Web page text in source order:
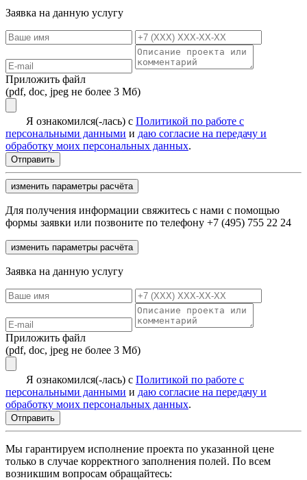
Заявка на данную услугу
Приложить файл
(pdf, doc, jpeg не более 3 Мб)
Я ознакомился(-лась) с Политикой по работе с
персональными данными и даю согласие на передачу и
обработку моих персональных данных.
изменить параметры расчёта
Для получения информации свяжитесь с нами с помощью
формы заявки или позвоните по телефону +7 (495) 755 22 24
изменить параметры расчёта
Заявка на данную услугу
Приложить файл
(pdf, doc, jpeg не более 3 Мб)
Я ознакомился(-лась) с Политикой по работе с
персональными данными и даю согласие на передачу и
обработку моих персональных данных.
Мы гарантируем исполнение проекта по указанной цене
только в случае корректного заполнения полей. По всем
возникшим вопросам обращайтесь: